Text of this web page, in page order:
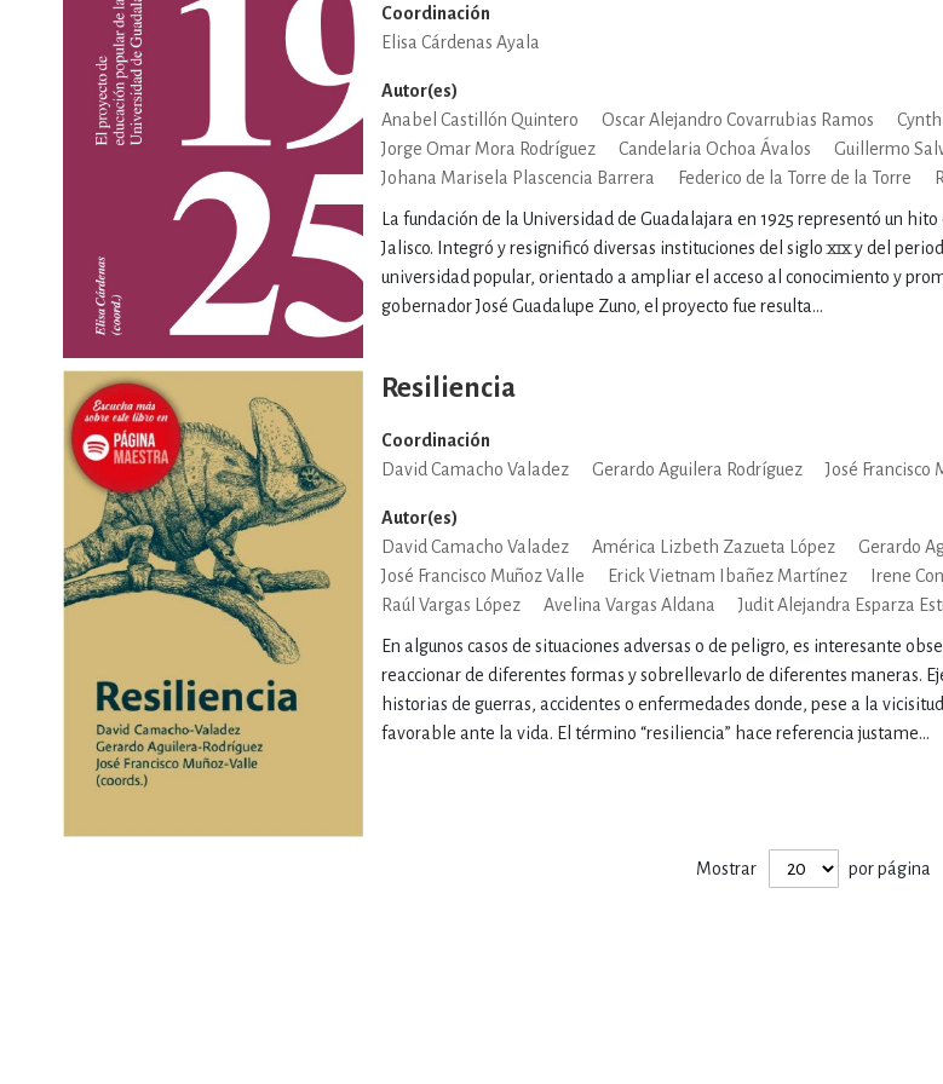
DEPORTES Y ACTIVIDADES DE OCIO AL
ECONOMÍA, FINANZAS,
ESTILOS DE VIDA, AFICIONES Y OCIO
FILOSOFÍA Y RELIGIÓN
INFANTILES, JUVENILES Y DIDÁCTICOS
MATEMÁTICAS Y CIENCIAS MEDICINA,
NOVELA GRÁFICA, LIBROS DE
SOCIEDAD Y CIENCIAS
Coordinación
Elisa Cárdenas Ayala
Autor(es)
Anabel Castillón Quintero
Oscar Alejandro Covarrubias Ramos
Jorge Omar Mora Rodríguez
Candelaria Ochoa Ávalos
Guillermo
Johana Marisela Plascencia Barrera
Federico de la Torre de la Torre
La fundación de la Universidad de Guadalajara en 1925 representó un
Jalisco. Integró y resignificó diversas instituciones del siglo xix y del
universidad popular, orientado a ampliar el acceso al conocimiento y
gobernador José Guadalupe Zuno, el proyecto fue resulta...
Resiliencia
Coordinación
David Camacho Valadez
Gerardo Aguilera Rodríguez José Francisco
Autor(es)
David Camacho Valadez
América Lizbeth Zazueta López
Gerardo
José Francisco Muñoz Valle
Erick Vietnam Ibañez Martínez
Irene
Raúl Vargas López
Avelina Vargas Aldana Judit Alejandra Esparza
En algunos casos de situaciones adversas o de peligro, es interesante
reaccionar de diferentes formas y sobrellevarlo de diferentes maneras.
historias de guerras, accidentes o enfermedades donde, pese a la
favorable ante la vida. El término “resiliencia” hace referencia justame...
Mostrar por página